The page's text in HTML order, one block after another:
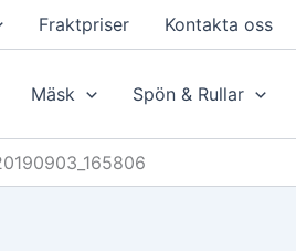
Fraktpriser Kontakta oss
Mäsk Spön & Rullar